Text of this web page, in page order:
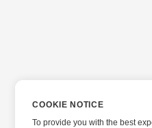
COOKIE NOTICE
To provide you with the best